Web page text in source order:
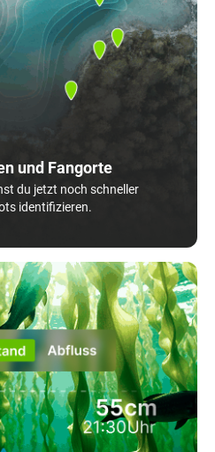
und Fangorte
du jetzt noch schneller
identifizieren.